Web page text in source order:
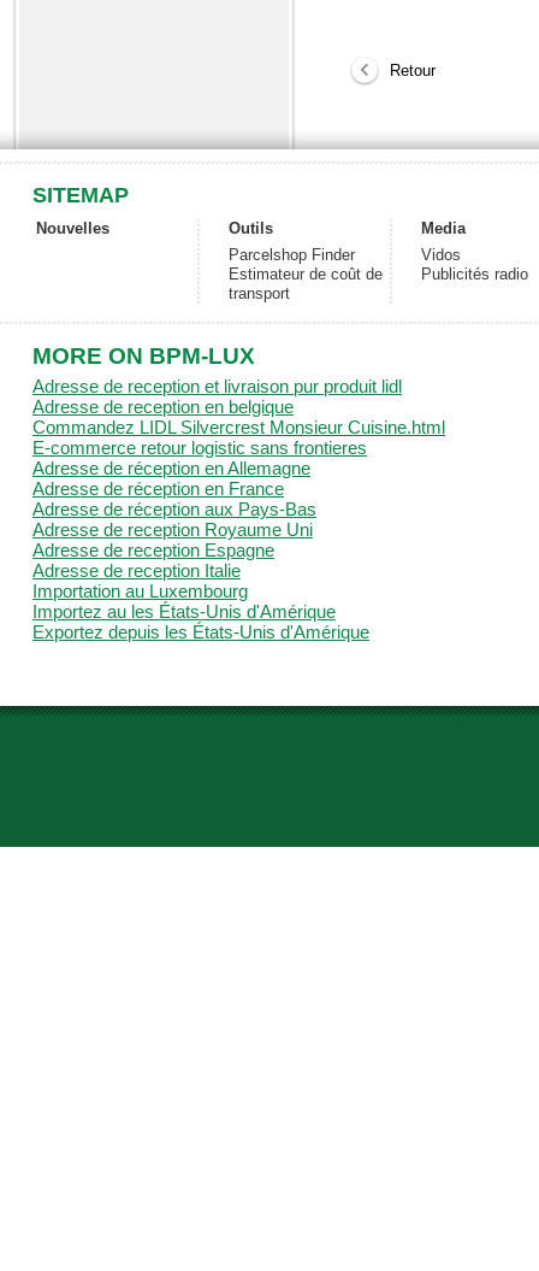
Retour
SITEMAP
Nouvelles
Outils
Parcelshop Finder
Estimateur de coût de
transport
Media
Vidos
Publicités radio
MORE ON BPM-LUX
Adresse de reception et livraison pur produit lidl
Adresse de reception en belgique
Commandez LIDL Silvercrest Monsieur Cuisine.html
E-commerce retour logistic sans frontieres
Adresse de réception en Allemagne
Adresse de réception en France
Adresse de réception aux Pays-Bas
Adresse de reception Royaume Uni
Adresse de reception Espagne
Adresse de reception Italie
Importation au Luxembourg
Importez au les États-Unis d'Amérique
Exportez depuis les États-Unis d'Amérique